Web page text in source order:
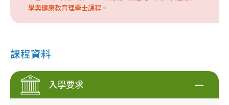
學與健康教育理學士課程。
課程資料
入學要求